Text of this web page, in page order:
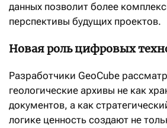
данных позволит более
перспективы будущих проектов.
Новая роль цифровых
Разработчики GeoCube
геологические архивы не как
документов, а как
логике ценность создают не